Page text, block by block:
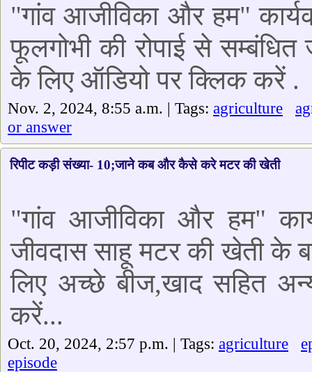
"गांव आजीविका और हम"
फूलगोभी की रोपाई से सम्बंधित
के लिए ऑडियो पर क्लिक करें .
Nov. 2, 2024, 8:55 a.m. | Tags: agriculture
or answer
रिपीट कड़ी संख्या- 10;जाने कब और कैसे करे मटर की खेती
"गांव आजीविका और हम"
जीवदास साहू मटर की खेती के
लिए अच्छे बीज,खाद सहित
करें...
Oct. 20, 2024, 2:57 p.m. | Tags: agriculture
episode